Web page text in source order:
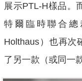
展示PTL-H樣品。
特爾臨時聯合總
Holthaus）也再次
了另一款（或同一